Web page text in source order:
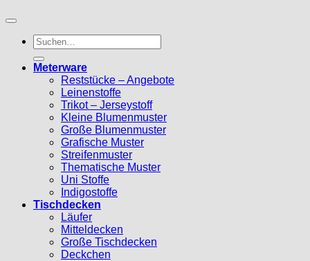
Suche
nach:
Meterware
Reststücke – Angebote
Leinenstoffe
Trikot – Jerseystoff
Kleine Blumenmuster
Große Blumenmuster
Grafische Muster
Streifenmuster
Thematische Muster
Uni Stoffe
Indigostoffe
Tischdecken
Läufer
Mitteldecken
Große Tischdecken
Deckchen